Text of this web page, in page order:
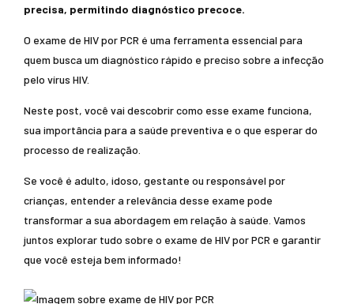
precisa, permitindo diagnóstico precoce.
O exame de HIV por PCR é uma ferramenta essencial para
quem busca um diagnóstico rápido e preciso sobre a infecção
pelo vírus HIV.
Neste post, você vai descobrir como esse exame funciona,
sua importância para a saúde preventiva e o que esperar do
processo de realização.
Se você é adulto, idoso, gestante ou responsável por
crianças, entender a relevância desse exame pode
transformar a sua abordagem em relação à saúde. Vamos
juntos explorar tudo sobre o exame de HIV por PCR e garantir
que você esteja bem informado!